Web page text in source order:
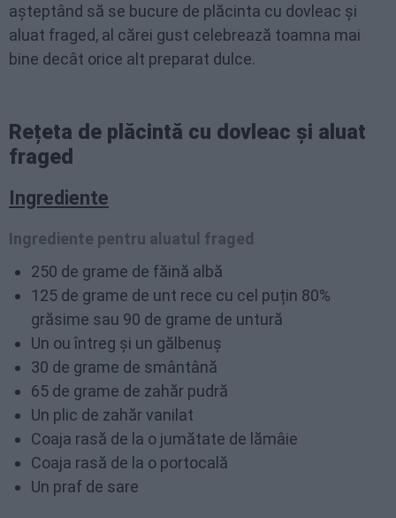
așteptând să se bucure de plăcinta cu dovleac și
aluat fraged, al cărei gust celebrează toamna mai
bine decât orice alt preparat dulce.
Rețeta de plăcintă cu dovleac și aluat
fraged
Ingrediente
Ingrediente pentru aluatul fraged
250 de grame de făină albă
125 de grame de unt rece cu cel puțin 80%
grăsime sau 90 de grame de untură
Un ou întreg și un gălbenuș
30 de grame de smântână
65 de grame de zahăr pudră
Un plic de zahăr vanilat
Coaja rasă de la o jumătate de lămâie
Coaja rasă de la o portocală
Un praf de sare